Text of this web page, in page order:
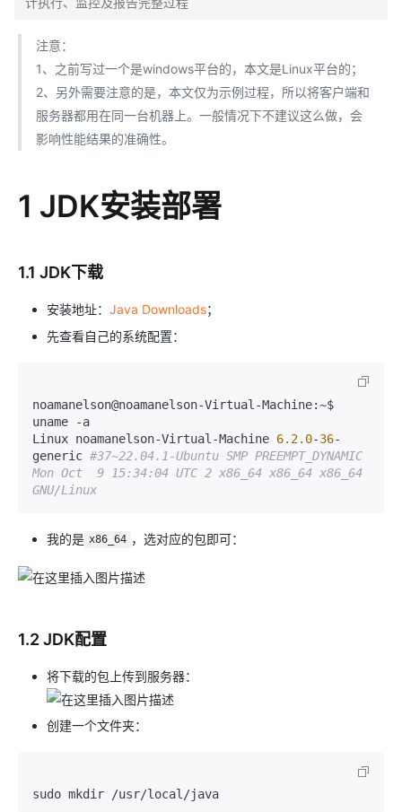
注意：
1、之前写过一个是windows平台的，本文是Linux平台的；
2、另外需要注意的是，本文仅为示例过程，所以将客户端和
服务器都用在同一台机器上。一般情况下不建议这么做，会
影响性能结果的准确性。
1 JDK安装部署
1.1 JDK下载
安装地址： Java Downloads；
先查看自己的系统配置：
noamanelson@noamanelson-Virtual-Machine:~$
uname -a
Linux noamanelson-Virtual-Machine 6.2.0-36-
generic #37~22.04.1-Ubuntu SMP PREEMPT_DYNAMIC
Mon Oct  9 15:34:04 UTC 2 x86_64 x86_64 x86_64
GNU/Linux
我的是 x86_64 ，选对应的包即可：
1.2 JDK配置
将下载的包上传到服务器：
创建一个文件夹：